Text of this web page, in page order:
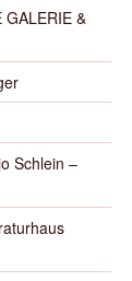
&
Schlein –